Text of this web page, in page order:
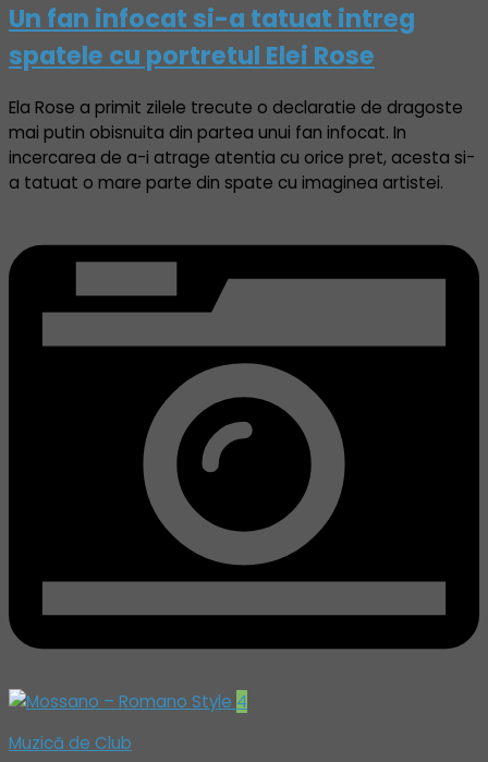
Un fan infocat si-a tatuat intreg
spatele cu portretul Elei Rose
Ela Rose a primit zilele trecute o declaratie de dragoste
mai putin obisnuita din partea unui fan infocat. In
incercarea de a-i atrage atentia cu orice pret, acesta si-
a tatuat o mare parte din spate cu imaginea artistei.
4
Muzică de Club